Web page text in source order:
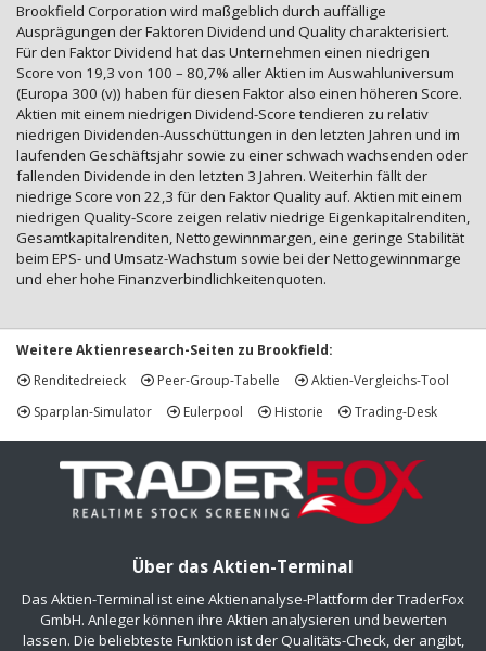
Brookfield Corporation wird maßgeblich durch auffällige
Ausprägungen der Faktoren Dividend und Quality charakterisiert.
Für den Faktor Dividend hat das Unternehmen einen niedrigen
Score von 19,3 von 100 – 80,7% aller Aktien im Auswahluniversum
(Europa 300 (v)) haben für diesen Faktor also einen höheren Score.
Aktien mit einem niedrigen Dividend-Score tendieren zu relativ
niedrigen Dividenden-Ausschüttungen in den letzten Jahren und im
laufenden Geschäftsjahr sowie zu einer schwach wachsenden oder
fallenden Dividende in den letzten 3 Jahren. Weiterhin fällt der
niedrige Score von 22,3 für den Faktor Quality auf. Aktien mit einem
niedrigen Quality-Score zeigen relativ niedrige Eigenkapitalrenditen,
Gesamtkapitalrenditen, Nettogewinnmargen, eine geringe Stabilität
beim EPS- und Umsatz-Wachstum sowie bei der Nettogewinnmarge
und eher hohe Finanzverbindlichkeitenquoten.
Weitere Aktienresearch-Seiten zu Brookfield:
Renditedreieck
Peer-Group-Tabelle
Aktien-Vergleichs-Tool
Sparplan-Simulator
Eulerpool Historie Trading-Desk
Über das Aktien-Terminal
Das Aktien-Terminal ist eine Aktienanalyse-Plattform der TraderFox
GmbH. Anleger können ihre Aktien analysieren und bewerten
lassen. Die beliebteste Funktion ist der Qualitäts-Check, der angibt,